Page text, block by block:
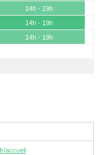
14h - 19h
14h - 19h
14h - 19h
accueil